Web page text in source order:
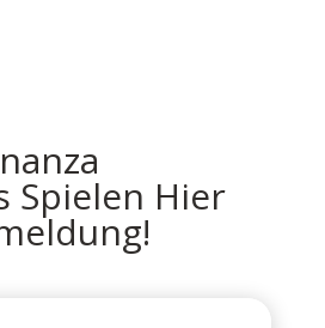
Spielen Hier